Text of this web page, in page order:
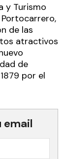
y Turismo
de las
atractivos
de
por el
email